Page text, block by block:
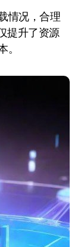
情况，合理
提升了资源